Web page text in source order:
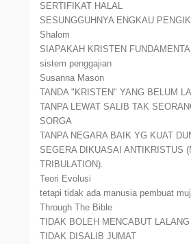
SERTIFIKAT HALAL
SESUNGGUHNYA ENGKAU
Shalom
SIAPAKAH KRISTEN
sistem penggajian
Susanna Mason
TANDA "KRISTEN" YANG BELUM
TANPA LEWAT SALIB TAK
SORGA
TANPA NEGARA BAIK YG KUAT
SEGERA DIKUASAI ANTIKRISTUS
TRIBULATION).
Teori Evolusi
tetapi tidak ada manusia pembuat
Through The Bible
TIDAK BOLEH MENCABUT LALANG
TIDAK DISALIB JUMAT